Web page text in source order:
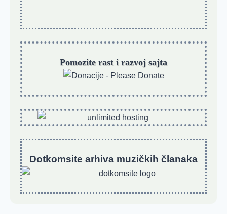
Pomozite rast i razvoj sajta
Dotkomsite arhiva muzičkih članaka